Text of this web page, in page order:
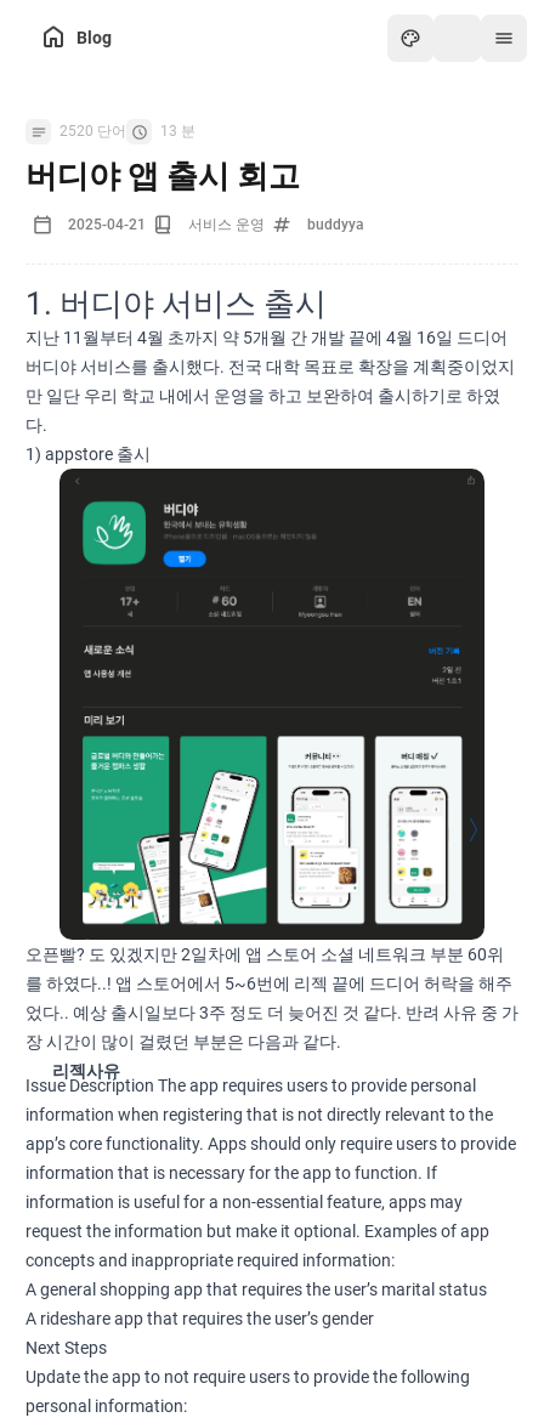
Blog
2520 단어 13 분
버디야 앱 출시 회고
2025-04-21 서비스 운영 buddyya
1. 버디야 서비스 출시
지난 11월부터 4월 초까지 약 5개월 간 개발 끝에 4월 16일 드디어
버디야 서비스를 출시했다. 전국 대학 목표로 확장을 계획중이었지
만 일단 우리 학교 내에서 운영을 하고 보완하여 출시하기로 하였
다.
1) appstore 출시
오픈빨? 도 있겠지만 2일차에 앱 스토어 소셜 네트워크 부분 60위
를 하였다..! 앱 스토어에서 5~6번에 리젝 끝에 드디어 허락을 해주
었다.. 예상 출시일보다 3주 정도 더 늦어진 것 같다. 반려 사유 중 가
장 시간이 많이 걸렸던 부분은 다음과 같다.
리젝사유
Issue Description The app requires users to provide personal
information when registering that is not directly relevant to the
app’s core functionality. Apps should only require users to provide
information that is necessary for the app to function. If
information is useful for a non-essential feature, apps may
request the information but make it optional. Examples of app
concepts and inappropriate required information:
A general shopping app that requires the user’s marital status
A rideshare app that requires the user’s gender
Next Steps
Update the app to not require users to provide the following
personal information: